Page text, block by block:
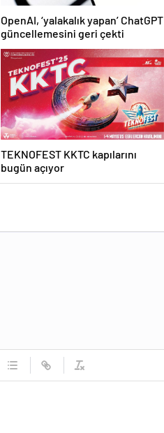
OpenAI, ‘yalakalık yapan’ ChatGPT
güncellemesini geri çekti
TEKNOFEST KKTC kapılarını
bugün açıyor